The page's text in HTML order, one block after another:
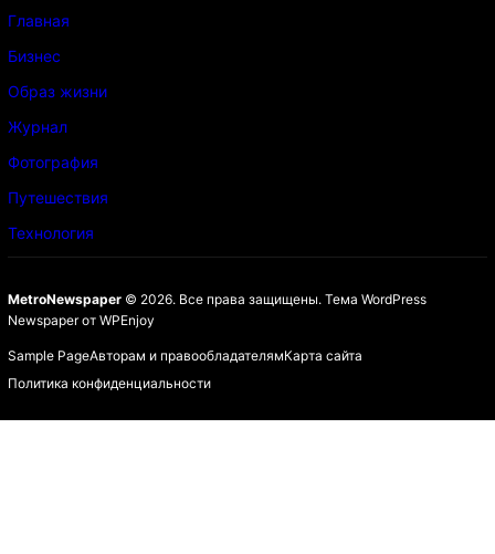
Главная
Бизнес
Образ жизни
Журнал
Фотография
Путешествия
Технология
MetroNewspaper© 2026. Все права защищены. Тема WordPress
Newspaperот WPEnjoy
Sample PageАвторам и правообладателямКарта сайта
Политика конфиденциальности